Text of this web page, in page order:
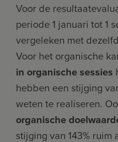
Voor de
periode 1 januari tot 1
vergeleken met
Voor het organische
in organische sessies
hebben een stijging
weten te realiseren.
organische
stijging van 143%